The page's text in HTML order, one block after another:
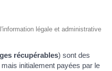
légale et administrative
récupérables) sont des
initialement payées par le